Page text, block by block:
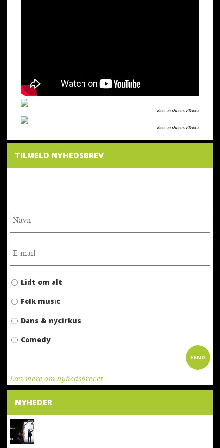
Keen on Queen. PR-foto.
Keen on Queen. PR-foto.
TILMELD NYHEDSBREV
Lidt om alt
Folk music
Dans & nycirkus
Comedy
Læs mere om nyhedsbrevet
NYHEDER